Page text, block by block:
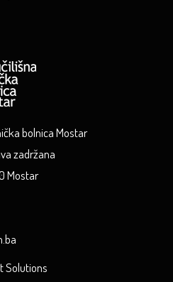
bolnica Mostar
zadržana
Mostar
Solutions